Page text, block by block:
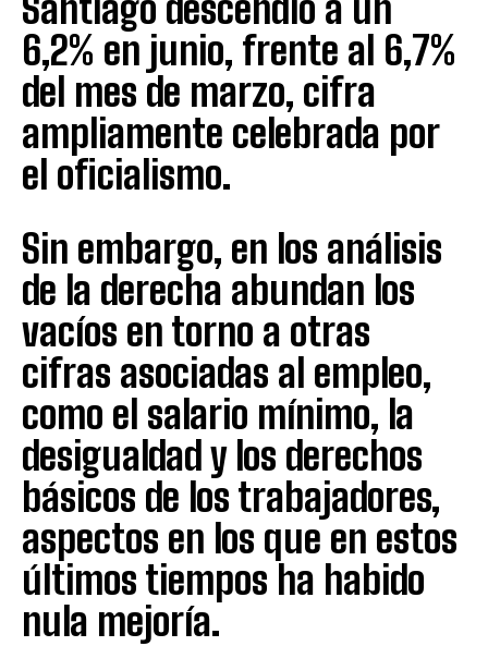
6,2% en junio, frente al 6,7%
del mes de marzo, cifra
ampliamente celebrada por
el oficialismo.
Sin embargo, en los análisis
de la derecha abundan los
vacíos en torno a otras
cifras asociadas al empleo,
como el salario mínimo, la
desigualdad y los derechos
básicos de los trabajadores,
aspectos en los que en estos
últimos tiempos ha habido
nula mejoría.